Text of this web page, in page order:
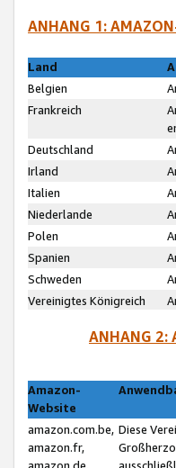
ANHANG 1:
Land
Belgien
Frankreich
Deutschland
Irland
Italien
Niederlande
Polen
Spanien
Schweden
Vereinigtes Königreich
ANHANG 2:
Amazon-
Website
amazon.com.be,
amazon.fr,
Diese